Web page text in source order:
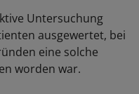
Untersuchung
ausgewertet, bei
eine solche
worden war.